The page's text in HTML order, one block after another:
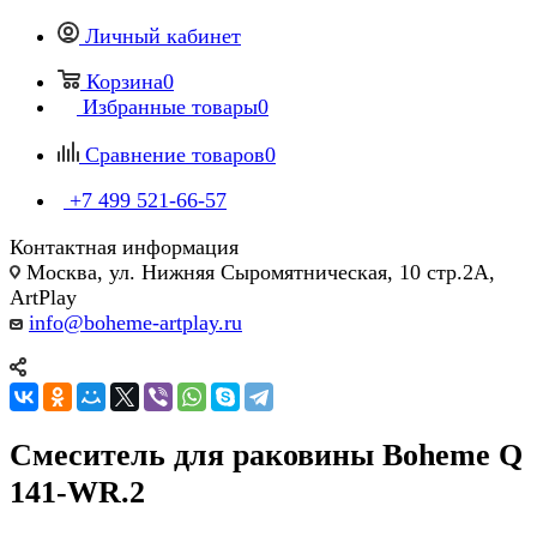
Личный кабинет
Корзина0
Избранные товары0
Сравнение товаров0
+7 499 521-66-57
Контактная информация
Москва, ул. Нижняя Сыромятническая, 10 стр.2А,
ArtPlay
info@boheme-artplay.ru
Смеситель для раковины Boheme Q
141-WR.2